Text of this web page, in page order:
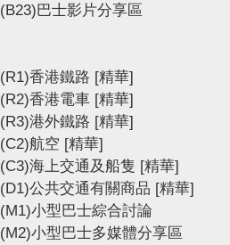
(B23)巴士影片分享區
(R1)香港鐵路 [精華]
(R2)香港電車 [精華]
(R3)港外鐵路 [精華]
(C2)航空 [精華]
(C3)海上交通及船隻 [精華]
(D1)公共交通有關商品 [精華]
(M1)小型巴士綜合討論
(M2)小型巴士多媒體分享區